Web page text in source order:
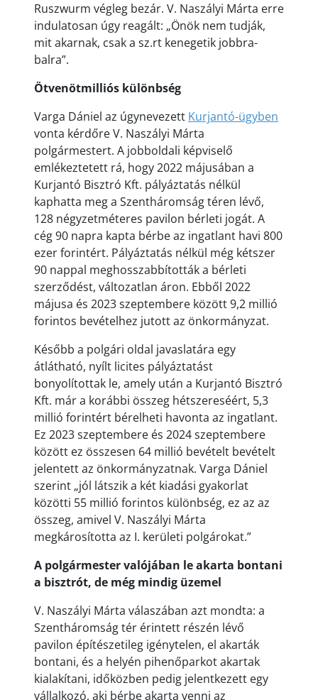
Ruszwurm végleg bezár. V. Naszályi Márta erre
indulatosan úgy reagált: „Önök nem tudják,
mit akarnak, csak a sz.rt kenegetik jobbra-
balra”.
Ötvenötmilliós különbség
Varga Dániel az úgynevezett Kurjantó-ügyben
vonta kérdőre V. Naszályi Márta
polgármestert. A jobboldali képviselő
emlékeztetett rá, hogy 2022 májusában a
Kurjantó Bisztró Kft. pályáztatás nélkül
kaphatta meg a Szentháromság téren lévő,
128 négyzetméteres pavilon bérleti jogát. A
cég 90 napra kapta bérbe az ingatlant havi 800
ezer forintért. Pályáztatás nélkül még kétszer
90 nappal meghosszabbították a bérleti
szerződést, változatlan áron. Ebből 2022
májusa és 2023 szeptembere között 9,2 millió
forintos bevételhez jutott az önkormányzat.
Később a polgári oldal javaslatára egy
átlátható, nyílt licites pályáztatást
bonyolítottak le, amely után a Kurjantó Bisztró
Kft. már a korábbi összeg hétszereséért, 5,3
millió forintért bérelheti havonta az ingatlant.
Ez 2023 szeptembere és 2024 szeptembere
között ez összesen 64 millió bevételt bevételt
jelentett az önkormányzatnak. Varga Dániel
szerint „jól látszik a két kiadási gyakorlat
közötti 55 millió forintos különbség, ez az az
összeg, amivel V. Naszályi Márta
megkárosította az I. kerületi polgárokat.”
A polgármester valójában le akarta bontani
a bisztrót, de még mindig üzemel
V. Naszályi Márta válaszában azt mondta: a
Szentháromság tér érintett részén lévő
pavilon építészetileg igénytelen, el akarták
bontani, és a helyén pihenőparkot akartak
kialakítani, időközben pedig jelentkezett egy
vállalkozó, aki bérbe akarta venni az